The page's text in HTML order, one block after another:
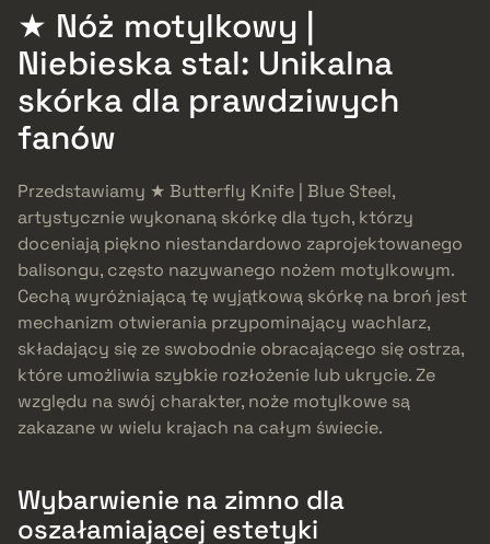
★ Nóż motylkowy |
Niebieska stal: Unikalna
skórka dla prawdziwych
fanów
Przedstawiamy ★ Butterfly Knife | Blue Steel,
artystycznie wykonaną skórkę dla tych, którzy
doceniają piękno niestandardowo zaprojektowanego
balisongu, często nazywanego nożem motylkowym.
Cechą wyróżniającą tę wyjątkową skórkę na broń jest
mechanizm otwierania przypominający wachlarz,
składający się ze swobodnie obracającego się ostrza,
które umożliwia szybkie rozłożenie lub ukrycie. Ze
względu na swój charakter, noże motylkowe są
zakazane w wielu krajach na całym świecie.
Wybarwienie na zimno dla
oszałamiającej estetyki